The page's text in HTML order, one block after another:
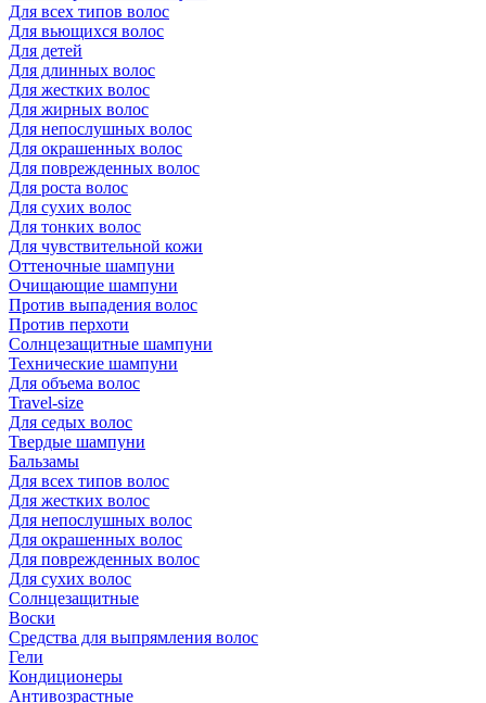
Для всех типов волос
Для вьющихся волос
Для детей
Для длинных волос
Для жестких волос
Для жирных волос
Для непослушных волос
Для окрашенных волос
Для поврежденных волос
Для роста волос
Для сухих волос
Для тонких волос
Для чувствительной кожи
Оттеночные шампуни
Очищающие шампуни
Против выпадения волос
Против перхоти
Солнцезащитные шампуни
Технические шампуни
Для объема волос
Travel-size
Для седых волос
Твердые шампуни
Бальзамы
Для всех типов волос
Для жестких волос
Для непослушных волос
Для окрашенных волос
Для поврежденных волос
Для сухих волос
Солнцезащитные
Воски
Средства для выпрямления волос
Гели
Кондиционеры
Антивозрастные